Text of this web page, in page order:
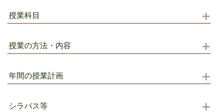
授業科目
授業の方法・内容
年間の授業計画
シラバス等